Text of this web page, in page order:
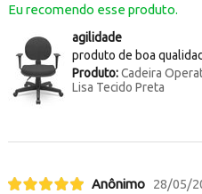
Eu recomendo esse produto.
agilidade
produto de boa
Produto:Cadeira
Lisa Tecido Preta
Anônimo 28/05/